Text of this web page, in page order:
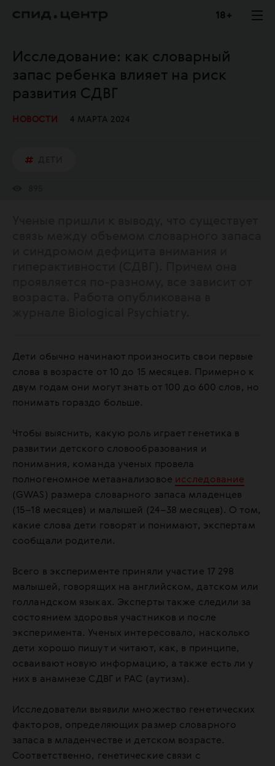
18 +
Исследование: как словарный
запас ребенка влияет на риск
развития СДВГ
НОВОСТИ 4 МАРТА 2024
Дети обычно начинают произносить свои первые
слова в возрасте от 10 до 15 месяцев. Примерно к
двум годам они могут знать от 100 до 600 слов, но
понимать гораздо больше.
Чтобы выяснить, какую роль играет генетика в
развитии детского словообразования и
понимания, команда ученых провела
полногеномное метаанализовое исследование
(GWAS) размера словарного запаса младенцев
(15–18 месяцев) и малышей (24–38 месяцев). О том,
какие слова дети говорят и понимают, экспертам
сообщали родители.
Всего в эксперименте приняли участие 17 298
малышей, говорящих на английском, датском или
голландском языках. Эксперты также следили за
состоянием здоровья участников и после
эксперимента. Ученых интересовало, насколько
дети хорошо пишут и читают, как, в принципе,
осваивают новую информацию, а также есть ли у
них в анамнезе СДВГ и РАС (аутизм).
Исследователи выявили множество генетических
факторов, определяющих размер словарного
запаса в младенчестве и детском возрасте.
Соответственно, генетические связи с